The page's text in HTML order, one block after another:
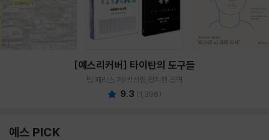
[예스리커버] 타이탄의 도구들
팀 페리스 저/박선령,정지현 공역
9.3 (1,396)
예스 PICK